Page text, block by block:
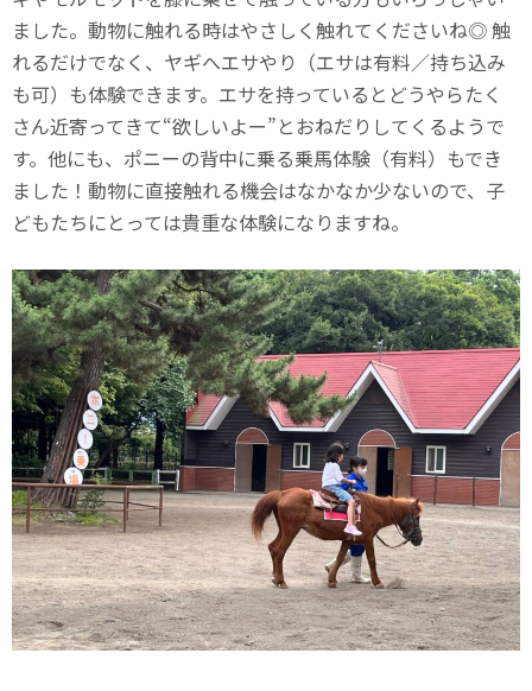
ました。動物に触れる時はやさしく触れてくださいね◎ 触
れるだけでなく、ヤギへエサやり（エサは有料／持ち込み
も可）も体験できます。エサを持っているとどうやらたく
さん近寄ってきて“欲しいよー”とおねだりしてくるようで
す。他にも、ポニーの背中に乗る乗馬体験（有料）もでき
ました！動物に直接触れる機会はなかなか少ないので、子
どもたちにとっては貴重な体験になりますね。